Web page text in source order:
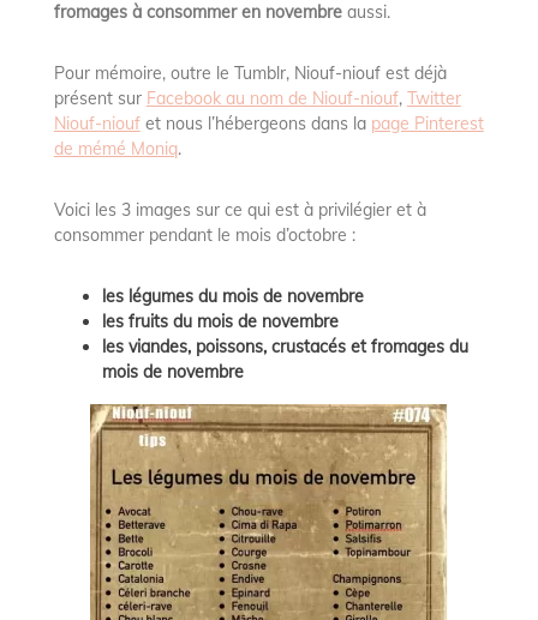
fromages à consommer en novembreaussi.
Pour mémoire, outre le Tumblr, Niouf-niouf est déjà
présent sur Facebook au nom de Niouf-niouf, Twitter
Niouf-nioufet nous l’hébergeons dans la page Pinterest
de mémé Moniq.
Voici les 3 images sur ce qui est à privilégier et à
consommer pendant le mois d’octobre :
les légumes du mois de novembre
les fruits du mois de novembre
les viandes, poissons, crustacés et fromages du
mois de novembre